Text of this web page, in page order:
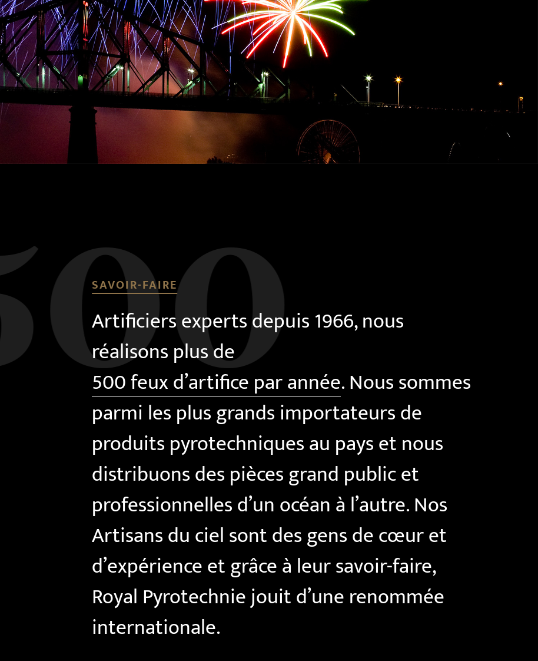
SAVOIR-FAIRE
Artificiers experts depuis 1966, nous
réalisons plus de
500 feux d’artifice par année. Nous sommes
parmi les plus grands importateurs de
produits pyrotechniques au pays et nous
distribuons des pièces grand public et
professionnelles d’un océan à l’autre. Nos
Artisans du ciel sont des gens de cœur et
d’expérience et grâce à leur savoir-faire,
Royal Pyrotechnie jouit d’une renommée
internationale.